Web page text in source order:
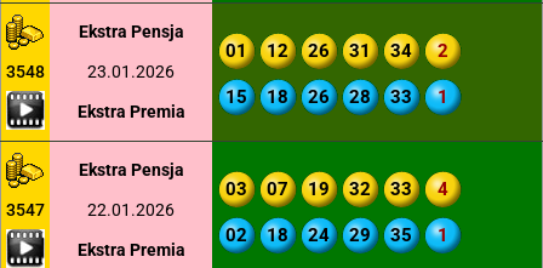
3548
Ekstra Pensja
23.01.2026
Ekstra Premia
01 12 26 31 34 2
15 18 26 28 33 1
3547
Ekstra Pensja
22.01.2026
Ekstra Premia
03 07 19 32 33 4
02 18 24 29 35 1